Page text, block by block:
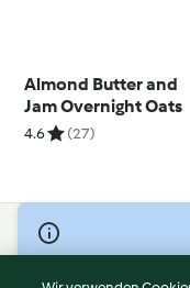
Almond Butter and
Jam Overnight Oats
4.6 (27)
© Copyright 2026